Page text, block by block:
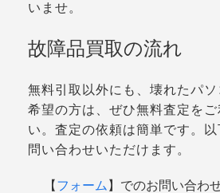
いませ。
故障品買取の流れ
無料引取以外にも、壊れたパ
希望の方は、ぜひ無料査定をご
い。査定の依頼は簡単です。
問い合わせいただけます。
【 フォーム 】でのお問い合わ